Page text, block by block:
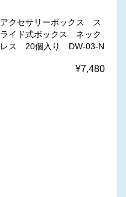
アクセサリーボックス ス
ライド式ボックス ネック
レス 20個入り DW-03-N
¥7,480